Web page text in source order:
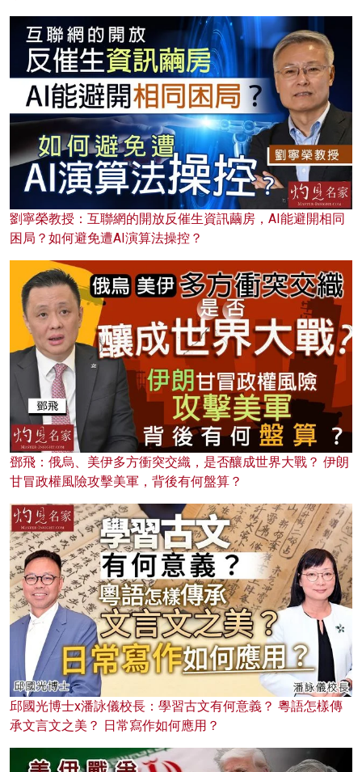
劉寧榮教授：互聯網的開放反催生資訊繭房，AI能避開相同
困局？如何避免遭AI演算法操控？
鄧飛：俄烏、美伊多方衝突交織，是否釀成世界大戰？ 伊朗
甘冒政權風險攻擊美軍，背後有何盤算？
邱國光博士x潘詠儀校長：學習古文有何意義？ 粵語怎樣傳
承文言文之美？ 日常寫作如何應用？